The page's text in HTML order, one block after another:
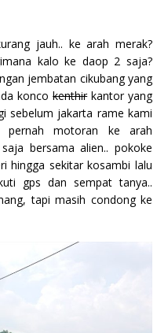
jauh.. ke arah merak?
kalo ke daop 2 saja?
jembatan cikubang yang
koncokenthirkantor yang
sebelum jakarta rame kami
pernah motoran ke arah
bersama alien.. pokoke
hingga sekitar kosambi lalu
gps dan sempat tanya..
tapi masih condong ke